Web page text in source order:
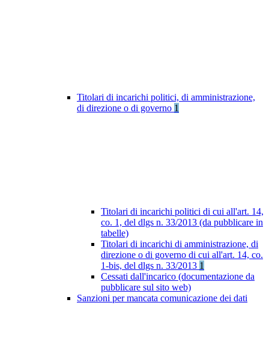
Titolari di incarichi politici, di amministrazione,
di direzione o di governo 1
Titolari di incarichi politici di cui all'art. 14,
co. 1, del dlgs n. 33/2013 (da pubblicare in
tabelle)
Titolari di incarichi di amministrazione, di
direzione o di governo di cui all'art. 14, co.
1-bis, del dlgs n. 33/2013 1
Cessati dall'incarico (documentazione da
pubblicare sul sito web)
Sanzioni per mancata comunicazione dei dati